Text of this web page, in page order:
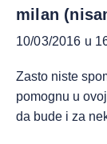
milan
10/03/2016 u
Zasto niste
pomognu u
da bude i za